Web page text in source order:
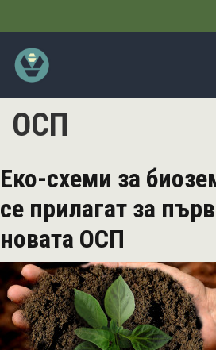
към
ОСП
Еко-схеми за
се прилагат за
новата ОСП